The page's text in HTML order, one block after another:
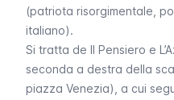
(patriota risorgimentale,
italiano).
Si tratta de Il Pensiero e
seconda a destra della
piazza Venezia), a cui